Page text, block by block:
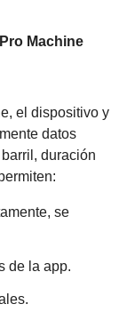
Machine
el dispositivo y
datos
duración
se
de la app.